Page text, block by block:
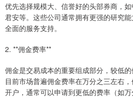
优先选择规模大、信誉好的头部券商，
君安等。这些公司通常拥有更强的研究
全面的服务支持。
2. **佣金费率**
佣金是交易成本的重要组成部分，较低的
目前市场普遍佣金费率在万分之三左右
开户，通常可以申请到更低的费率（如万